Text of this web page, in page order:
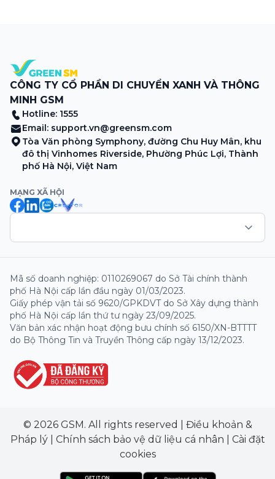
CÔNG TY CỔ PHẦN DI CHUYỂN XANH VÀ THÔNG
MINH GSM
Hotline: 1555
Email: support.vn@greensm.com
Tòa Văn phòng Symphony, đường Chu Huy Mân, khu
đô thị Vinhomes Riverside, Phường Phúc Lợi, Thành
phố Hà Nội, Việt Nam
MẠNG XÃ HỘI
Mã số doanh nghiệp: 0110269067 do Sở Tài chính thành
phố Hà Nội cấp lần đầu ngày 01/03/2023.
Giấy phép vận tải số 9620/GPKDVT do Sở Xây dựng thành
phố Hà Nội cấp lần thứ tư ngày 23/09/2025.
Văn bản xác nhận hoạt động bưu chính số 6150/XN-BTTTT
do Bộ Thông Tin và Truyền Thông cấp ngày 13/12/2023.
© 2026 GSM. All rights reserved
Điều khoản &
Pháp lý| Chính sách bảo vệ dữ liệu cá nhân
Cài đặt
cookies